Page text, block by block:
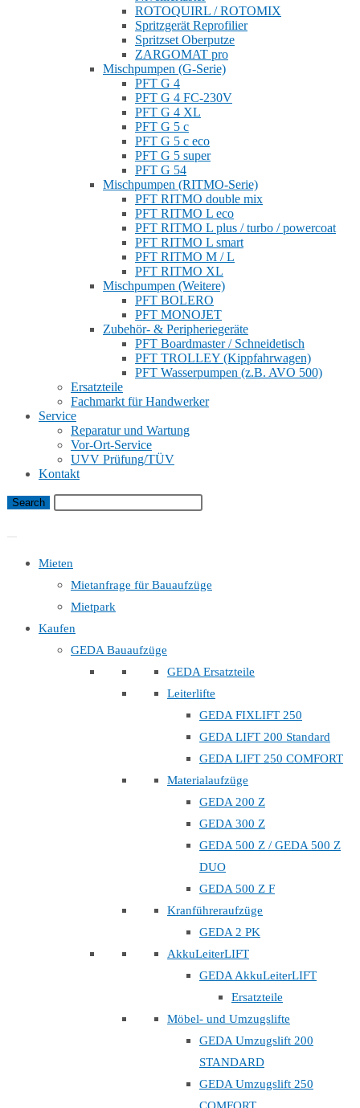
ROTOQUIRL / ROTOMIX
Spritzgerät Reprofilier
Spritzset Oberputze
ZARGOMAT pro
Mischpumpen (G-Serie)
PFT G 4
PFT G 4 FC-230V
PFT G 4 XL
PFT G 5 c
PFT G 5 c eco
PFT G 5 super
PFT G 54
Mischpumpen (RITMO-Serie)
PFT RITMO double mix
PFT RITMO L eco
PFT RITMO L plus / turbo / powercoat
PFT RITMO L smart
PFT RITMO M / L
PFT RITMO XL
Mischpumpen (Weitere)
PFT BOLERO
PFT MONOJET
Zubehör- & Peripheriegeräte
PFT Boardmaster / Schneidetisch
PFT TROLLEY (Kippfahrwagen)
PFT Wasserpumpen (z.B. AVO 500)
Ersatzteile
Fachmarkt für Handwerker
Service
Reparatur und Wartung
Vor-Ort-Service
UVV Prüfung/TÜV
Kontakt
Mieten
Mietanfrage für Bauaufzüge
Mietpark
Kaufen
GEDA Bauaufzüge
GEDA Ersatzteile
Leiterlifte
GEDA FIXLIFT 250
GEDA LIFT 200 Standard
GEDA LIFT 250 COMFORT
Materialaufzüge
GEDA 200 Z
GEDA 300 Z
GEDA 500 Z / GEDA 500 Z
DUO
GEDA 500 Z F
Kranführeraufzüge
GEDA 2 PK
AkkuLeiterLIFT
GEDA AkkuLeiterLIFT
Ersatzteile
Möbel- und Umzugslifte
GEDA Umzugslift 200
STANDARD
GEDA Umzugslift 250